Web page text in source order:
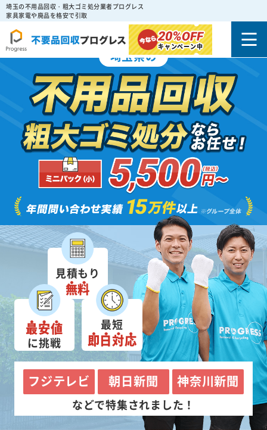
埼玉の不用品回収・粗大ゴミ処分業者プログレス
家具家電や廃品を格安で引取
20%OFF
キャンペーン中
埼玉県の
見積もり
無料
最安値
に挑戦
最短
即日対応
フジテレビ 朝日新聞 神奈川新聞
などで特集されました！